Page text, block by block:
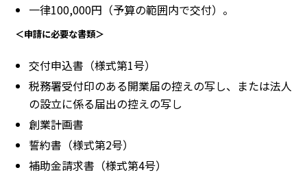
一律100,000円（予算の範囲内で交付）。
＜申請に必要な書類＞
交付申込書（様式第1号）
税務署受付印のある開業届の控えの写し、または法人
の設立に係る届出の控えの写し
創業計画書
誓約書（様式第2号）
補助金請求書（様式第4号）